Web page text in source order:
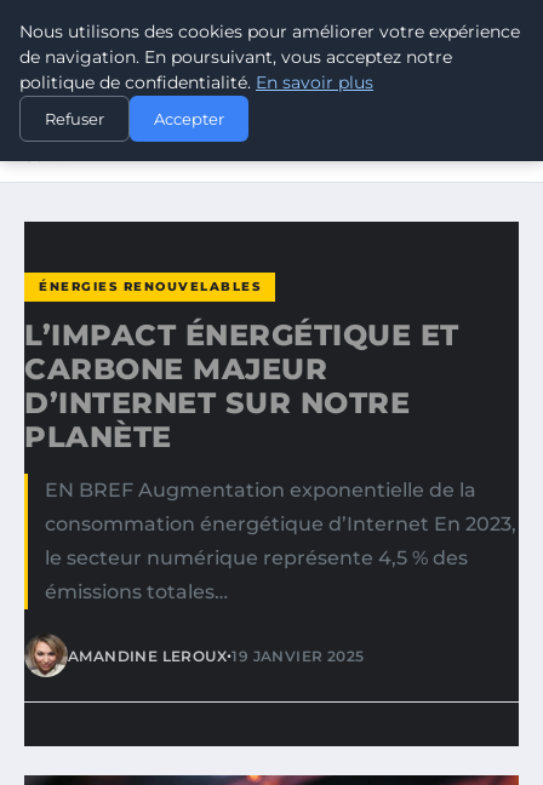
CLIMATE GUARDIAN
ACCUEIL
ÉNERGIES RENOUVELABLES
L’IMPACT ÉNERGÉTIQUE ET CARBONE MAJEUR D’INTERNET
ÉNERGIES RENOUVELABLES
L’IMPACT ÉNERGÉTIQUE ET
CARBONE MAJEUR
D’INTERNET SUR NOTRE
PLANÈTE
EN BREF Augmentation exponentielle de la
consommation énergétique d’Internet En 2023,
le secteur numérique représente 4,5 % des
émissions totales…
AMANDINE LEROUX•19 JANVIER 2025
Nous utilisons des cookies pour améliorer votre expérience
de navigation. En poursuivant, vous acceptez notre
politique de confidentialité. En savoir plus
Refuser Accepter